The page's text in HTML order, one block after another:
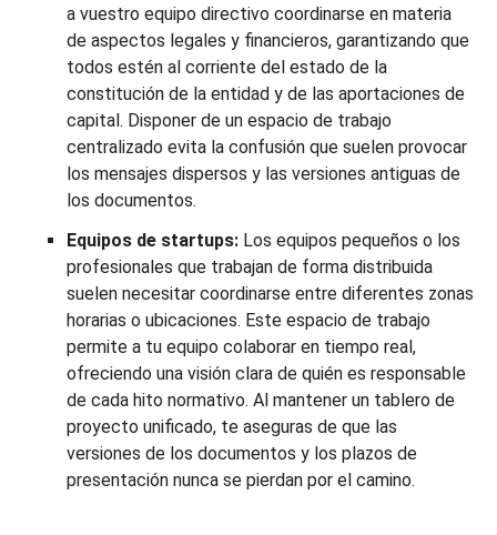
a vuestro equipo directivo coordinarse en materia
de aspectos legales y financieros, garantizando que
todos estén al corriente del estado de la
constitución de la entidad y de las aportaciones de
capital. Disponer de un espacio de trabajo
centralizado evita la confusión que suelen provocar
los mensajes dispersos y las versiones antiguas de
los documentos.
Equipos de startups: Los equipos pequeños o los
profesionales que trabajan de forma distribuida
suelen necesitar coordinarse entre diferentes zonas
horarias o ubicaciones. Este espacio de trabajo
permite a tu equipo colaborar en tiempo real,
ofreciendo una visión clara de quién es responsable
de cada hito normativo. Al mantener un tablero de
proyecto unificado, te aseguras de que las
versiones de los documentos y los plazos de
presentación nunca se pierdan por el camino.